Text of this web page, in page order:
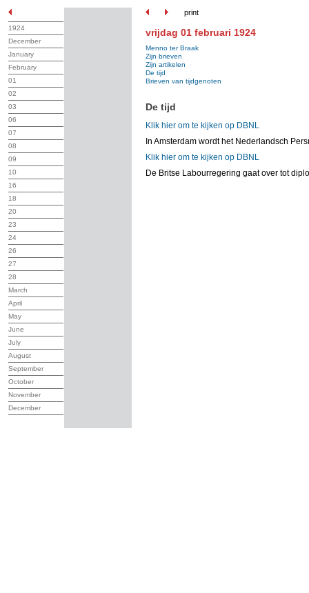
print
1924
December
January
February
01
02
03
06
07
08
09
10
16
18
20
23
24
26
27
28
March
April
May
June
July
August
September
October
November
December
vrijdag 01 februari 1924
Menno ter Braak
Zijn brieven
Zijn artikelen
De tijd
Brieven van tijdgenoten
De tijd
Klik hier om te kijken op DBNL
In Amsterdam wordt het Nederlandsch
Klik hier om te kijken op DBNL
De Britse Labourregering gaat over tot